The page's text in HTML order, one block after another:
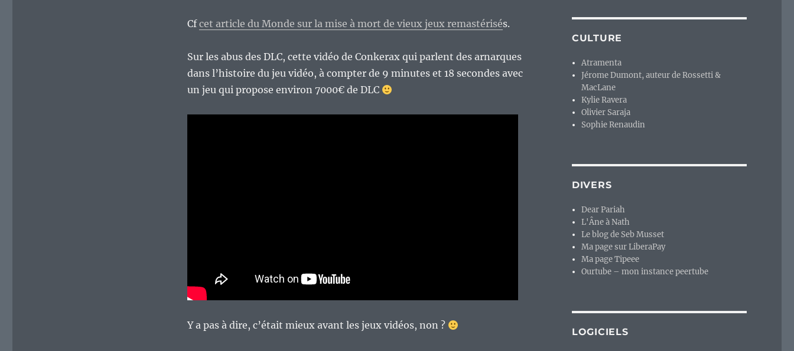
Cfcet article du Monde sur la mise à mort de vieux jeux remastérisés.
Sur les abus des DLC, cette vidéo de Conkerax qui parlent des arnarques
dans l’histoire du jeu vidéo, à compter de 9 minutes et 18 secondes avec
un jeu qui propose environ 7000€ de DLC
Y a pas à dire, c’était mieux avant les jeux vidéos, non ?
CULTURE
Atramenta
Jérome Dumont, auteur de Rossetti &
MacLane
Kylie Ravera
Olivier Saraja
Sophie Renaudin
DIVERS
Dear Pariah
L'Âne à Nath
Le blog de Seb Musset
Ma page sur LiberaPay
Ma page Tipeee
Ourtube – mon instance peertube
LOGICIELS